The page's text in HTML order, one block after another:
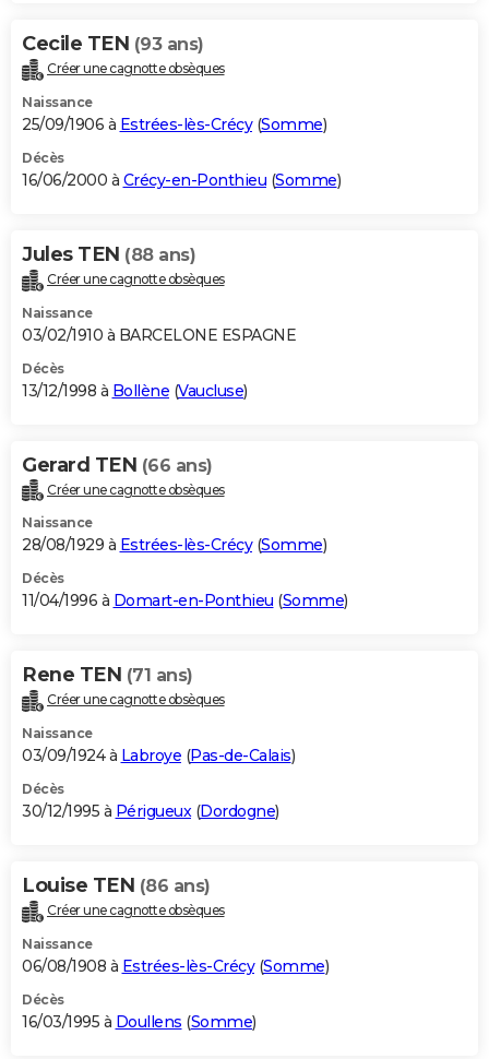
Cecile TEN (93 ans)
Créer une cagnotte obsèques
Naissance
25/09/1906 à Estrées-lès-Crécy(Somme)
Décès
16/06/2000 à Crécy-en-Ponthieu (Somme)
Jules TEN (88 ans)
Créer une cagnotte obsèques
Naissance
03/02/1910 à BARCELONE ESPAGNE
Décès
13/12/1998 à Bollène (Vaucluse)
Gerard TEN (66 ans)
Créer une cagnotte obsèques
Naissance
28/08/1929 à Estrées-lès-Crécy(Somme)
Décès
11/04/1996 à Domart-en-Ponthieu (Somme)
Rene TEN (71 ans)
Créer une cagnotte obsèques
Naissance
03/09/1924 à Labroye (Pas-de-Calais)
Décès
30/12/1995 à Périgueux(Dordogne)
Louise TEN (86 ans)
Créer une cagnotte obsèques
Naissance
06/08/1908 à Estrées-lès-Crécy(Somme)
Décès
16/03/1995 à Doullens (Somme)